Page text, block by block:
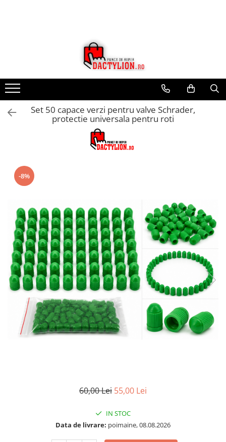
Set 50 capace verzi pentru valve Schrader,
protectie universala pentru roti
-8%
60,00 Lei 55,00 Lei
IN STOC
Data de livrare: poimaine, 08.08.2026